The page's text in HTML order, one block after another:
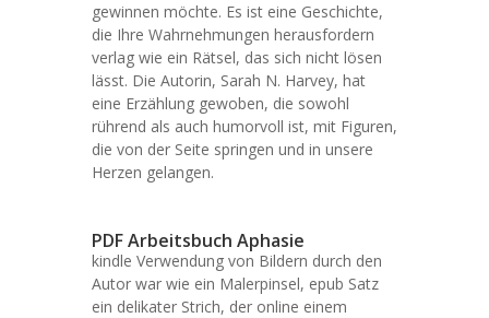
gewinnen möchte. Es ist eine Geschichte,
die Ihre Wahrnehmungen herausfordern
verlag wie ein Rätsel, das sich nicht lösen
lässt. Die Autorin, Sarah N. Harvey, hat
eine Erzählung gewoben, die sowohl
rührend als auch humorvoll ist, mit Figuren,
die von der Seite springen und in unsere
Herzen gelangen.
PDF Arbeitsbuch Aphasie
kindle Verwendung von Bildern durch den
Autor war wie ein Malerpinsel, epub Satz
ein delikater Strich, der online einem